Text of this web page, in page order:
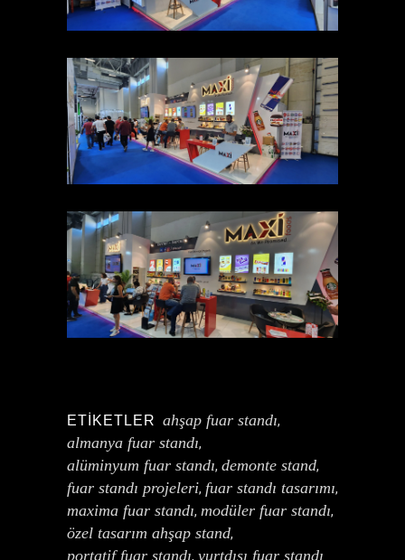
ETIKETLER ahşap fuar standı,
almanya fuar standı,
alüminyum fuar standı, demonte stand,
fuar standı projeleri, fuar standı tasarımı,
maxima fuar standı, modüler fuar standı,
özel tasarım ahşap stand,
portatif fuar standı yurtdışı fuar standı